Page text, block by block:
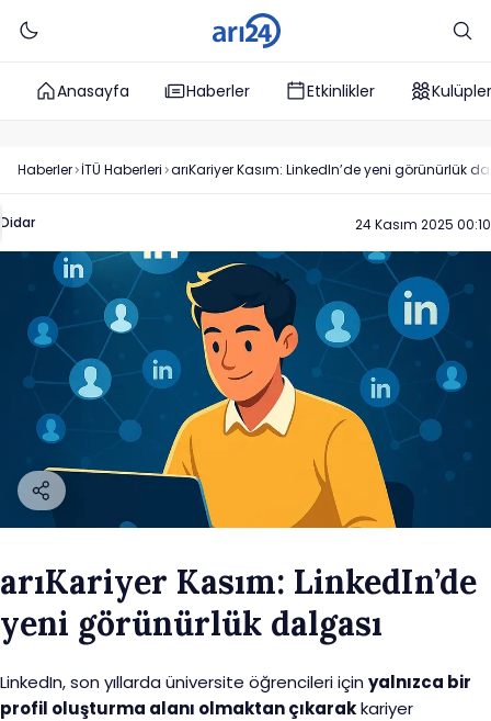
Anasayfa Haberler Etkinlikler Kulüpler
Haberler İTÜ Haberleri arıKariyer Kasım: LinkedIn’de yeni görünürlük
Didar 24 Kasım 2025 00:10
arıKariyer Kasım: LinkedIn’de
yeni görünürlük dalgası
LinkedIn, son yıllarda üniversite öğrencileri için yalnızca bir
profil oluşturma alanı olmaktan çıkarakkariyer